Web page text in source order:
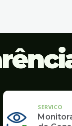
SERVICO